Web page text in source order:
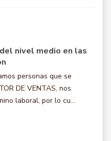
nivel medio en las
personas que se
DE VENTAS, nos
laboral, por lo cu...